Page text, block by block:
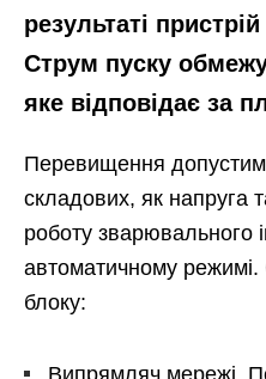
результаті
Струм пуску
яке відповідає за
Перевищення
складових, як напруга
роботу зварювального
автоматичному режимі.
блоку: